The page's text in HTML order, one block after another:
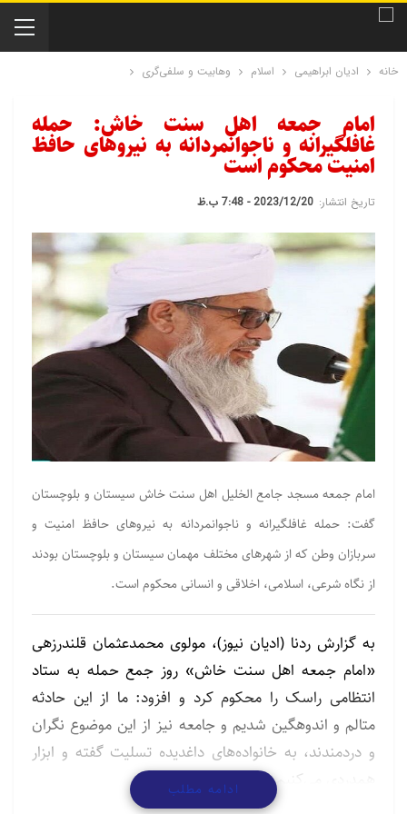
خانه ادیان ابراهیمی اسلام وهابیت و سلفی‌گری
امام جمعه اهل سنت خاش: حمله
غافلگیرانه و ناجوانمردانه به نیروهای حافظ
امنیت محکوم است
تاریخ انتشار: 2023/12/20 - 7:48 ب.ظ
امام جمعه مسجد جامع الخلیل اهل سنت خاش سیستان و بلوچستان
گفت: حمله غافلگیرانه و ناجوانمردانه به نیروهای حافظ امنیت و
سربازان وطن که از شهرهای مختلف مهمان سیستان و بلوچستان بودند
از نگاه شرعی، اسلامی، اخلاقی و انسانی محکوم است.
به گزارش ردنا (ادیان نیوز)، مولوی محمدعثمان قلندرزهی
«امام جمعه اهل سنت خاش» روز جمع حمله به ستاد
انتظامی راسک را محکوم کرد و افزود: ما از این حادثه
متالم و اندوهگین شدیم و جامعه نیز از این موضوع نگران
و دردمندند، به خانواده‌های داغدیده تسلیت گفته و ابزار
همدردی می‌کنیم.
ادامه مطلب